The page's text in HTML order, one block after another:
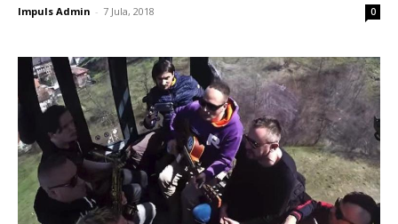
Impuls Admin - 7 Jula, 2018 0